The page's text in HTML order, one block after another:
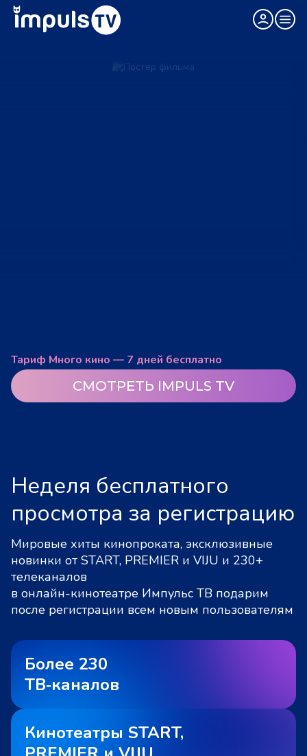
Тариф Много кино — 7 дней бесплатно
СМОТРЕТЬ IMPULS TV
Неделя бесплатного
просмотра за регистрацию
Мировые хиты кинопроката, эксклюзивные
новинки от START, PREMIER и VIJU и 230+
телеканалов
в онлайн-кинотеатре Импульс ТВ подарим
после регистрации всем новым пользователям
Более 230
ТВ‑каналов
Кинотеатры START,